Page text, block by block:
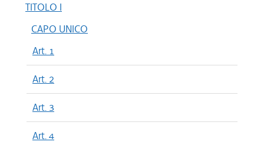
TITOLO I
CAPO UNICO
Art. 1
Art. 2
Art. 3
Art. 4